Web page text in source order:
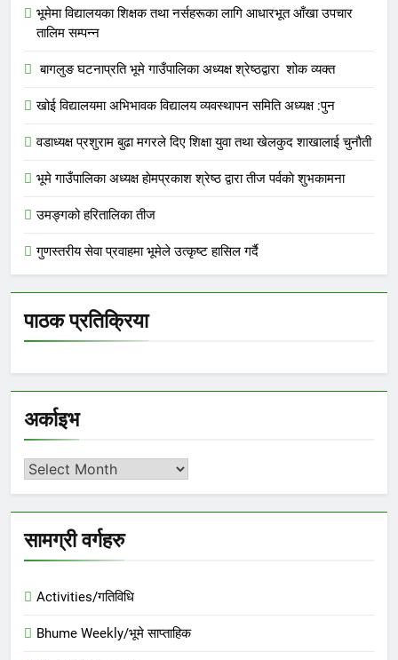
भूमेमा विद्यालयका शिक्षक तथा नर्सहरूका लागि आधारभूत आँखा उपचार
तालिम सम्पन्न
बागलुङ घटनाप्रति भूमे गाउँपालिका अध्यक्ष श्रेष्ठद्वारा शोक व्यक्त
खोई विद्यालयमा अभिभावक विद्यालय व्यवस्थापन समिति अध्यक्ष :पुन
वडाध्यक्ष प्रशुराम बुढा मगरले दिए शिक्षा युवा तथा खेलकुद शाखालाई चुनाैती
भूमे गाउँपालिका अध्यक्ष हाेमप्रकाश श्रेष्ठ द्वारा तीज पर्वकाे शुभकामना
उमङ्गको हरितालिका तीज
गुणस्तरीय सेवा प्रवाहमा भूमेले उत्कृष्ट हासिल गर्दै
पाठक प्रतिक्रिया
अर्काइभ
अर्काइभ
सामग्री वर्गहरु
Activities/गतिविधि
Bhume Weekly/भूमे साप्ताहिक